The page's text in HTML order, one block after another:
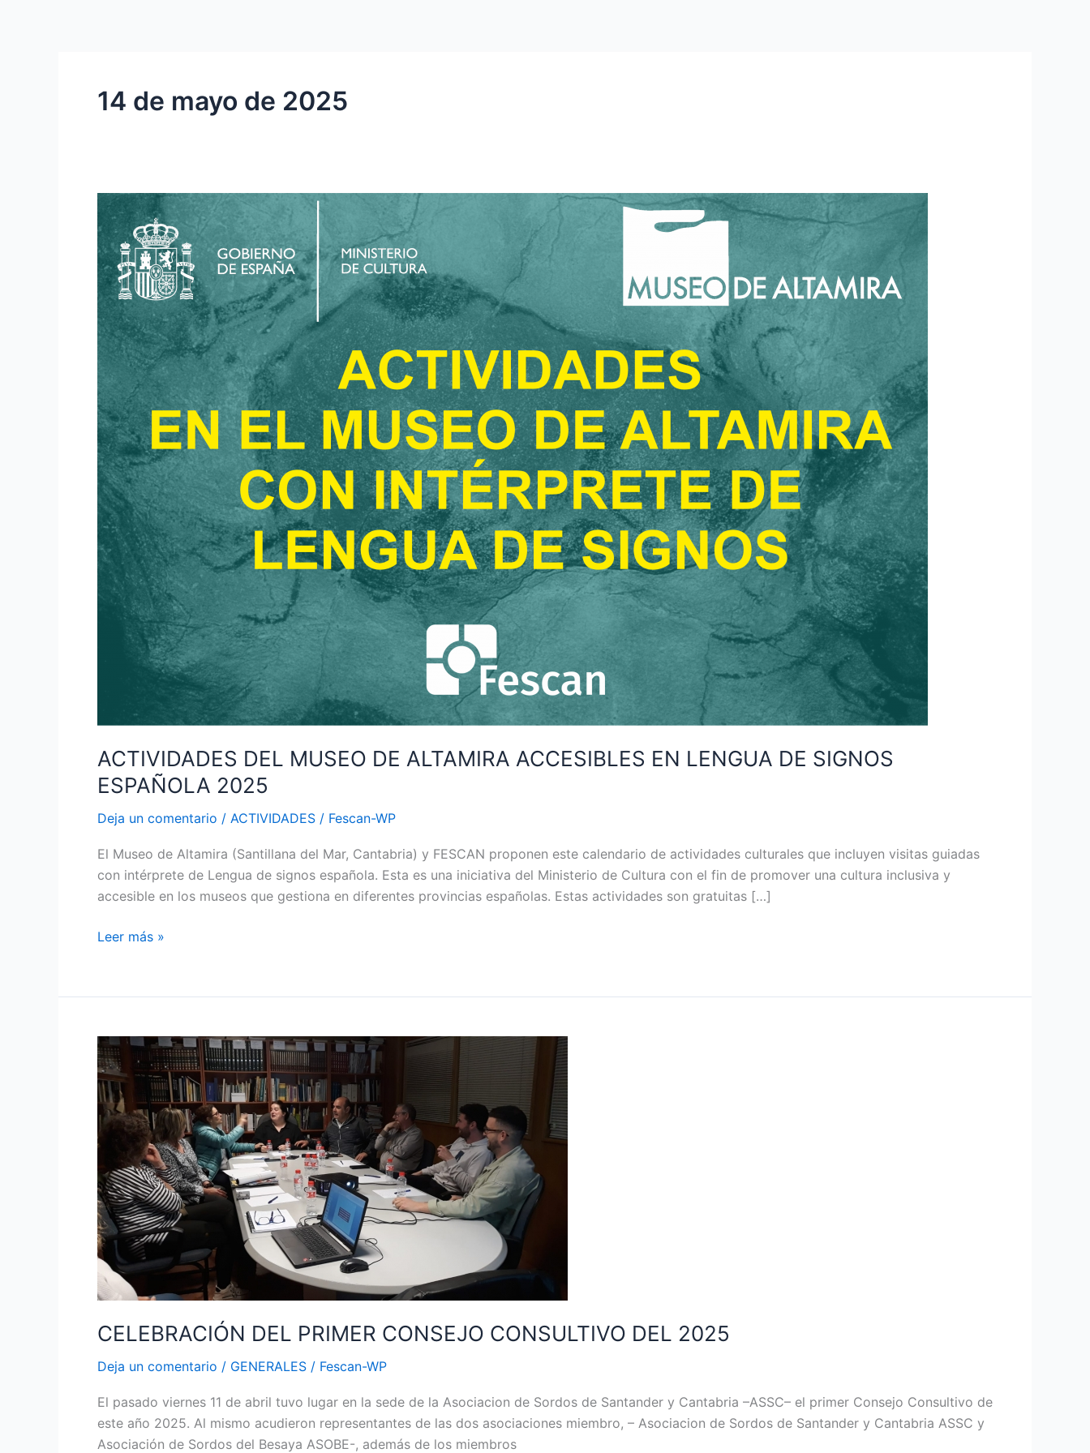
14 de mayo de 2025
ACTIVIDADES DEL MUSEO DE ALTAMIRA ACCESIBLES EN LENGUA DE SIGNOS
ESPAÑOLA 2025
Deja un comentario / ACTIVIDADES / Fescan-WP
El Museo de Altamira (Santillana del Mar, Cantabria) y FESCAN proponen este calendario de actividades culturales que incluyen visitas guiadas
con intérprete de Lengua de signos española. Esta es una iniciativa del Ministerio de Cultura con el fin de promover una cultura inclusiva y
accesible en los museos que gestiona en diferentes provincias españolas. Estas actividades son gratuitas […]
ACTIVIDADES
DEL
MUSEO
DE
ALTAMIRA
ACCESIBLES
EN
LENGUA
DE
SIGNOS
ESPAÑOLA
2025
Leer más »
CELEBRACIÓN DEL PRIMER CONSEJO CONSULTIVO DEL 2025
Deja un comentario / GENERALES / Fescan-WP
El pasado viernes 11 de abril tuvo lugar en la sede de la Asociacion de Sordos de Santander y Cantabria –ASSC– el primer Consejo Consultivo de
este año 2025. Al mismo acudieron representantes de las dos asociaciones miembro, – Asociacion de Sordos de Santander y Cantabria ASSC y
Asociación de Sordos del Besaya ASOBE-, además de los miembros
CELEBRACIÓN
DEL
PRIMER
CONSEJO
CONSULTIVO
DEL
2025